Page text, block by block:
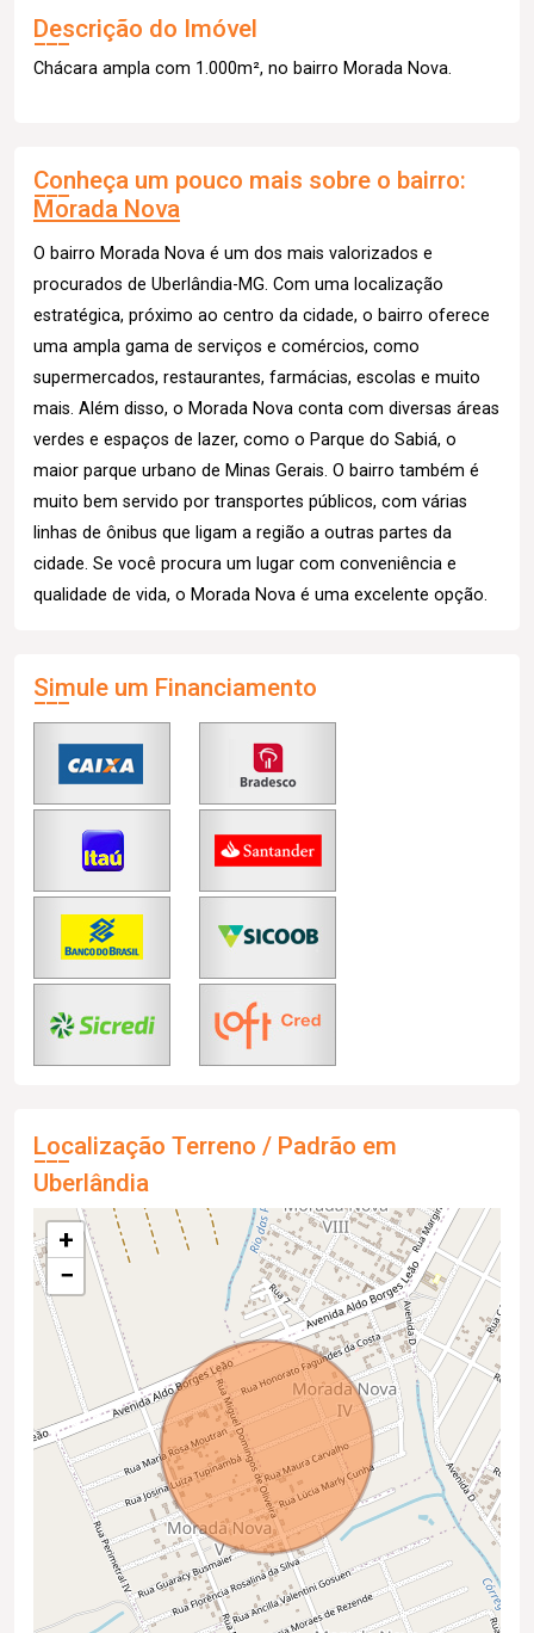
Descrição do Imóvel
Chácara ampla com 1.000m², no bairro Morada Nova.
Conheça um pouco mais sobre o bairro:
Morada Nova
O bairro Morada Nova é um dos mais valorizados e
procurados de Uberlândia-MG. Com uma localização
estratégica, próximo ao centro da cidade, o bairro oferece
uma ampla gama de serviços e comércios, como
supermercados, restaurantes, farmácias, escolas e muito
mais. Além disso, o Morada Nova conta com diversas áreas
verdes e espaços de lazer, como o Parque do Sabiá, o
maior parque urbano de Minas Gerais. O bairro também é
muito bem servido por transportes públicos, com várias
linhas de ônibus que ligam a região a outras partes da
cidade. Se você procura um lugar com conveniência e
qualidade de vida, o Morada Nova é uma excelente opção.
Simule um Financiamento
Localização Terreno / Padrão em
Uberlândia
+
−